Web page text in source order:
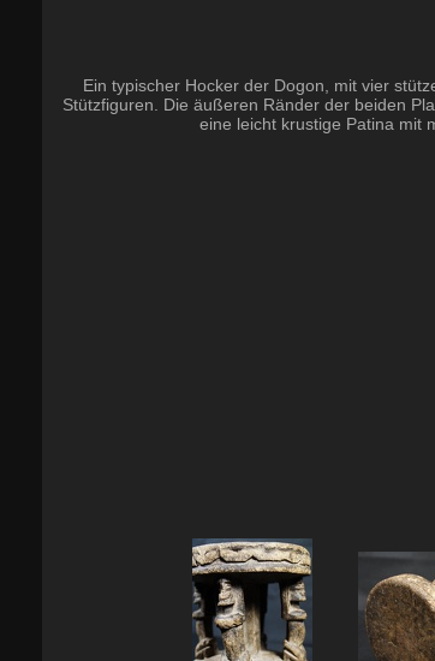
Ein typischer Hocker der Dogon, mit vier
Stützfiguren. Die äußeren Ränder der beiden
eine leicht krustige Patina mit